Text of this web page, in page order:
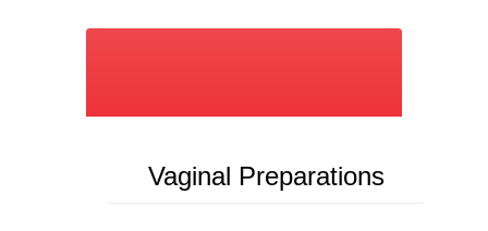
Vaginal Preparations